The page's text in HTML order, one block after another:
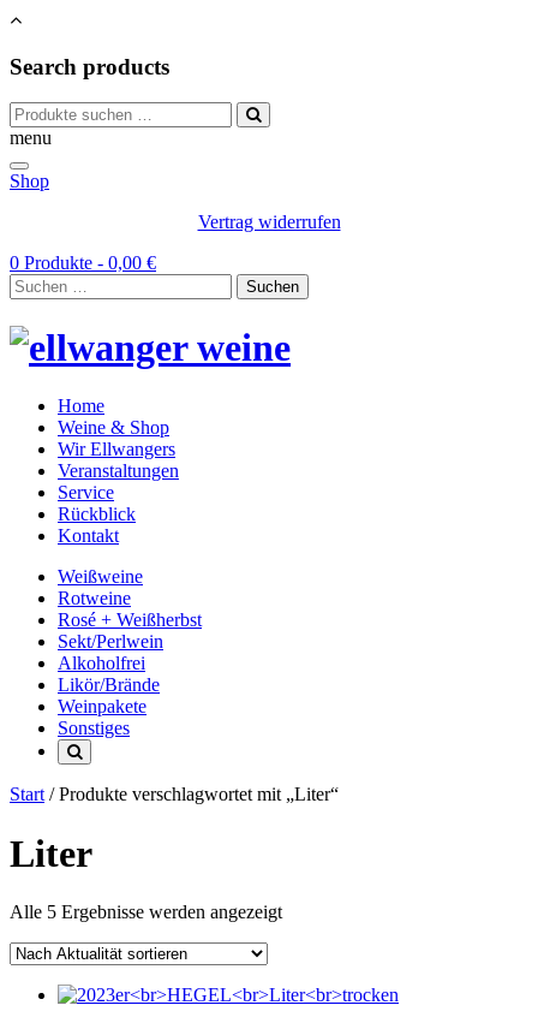
Search products
Suchen
nach:
menu
Shop
Vertrag widerrufen
0 Produkte - 0,00 €
Suchen
nach:
Home
Weine & Shop
Wir Ellwangers
Veranstaltungen
Service
Rückblick
Kontakt
Weißweine
Rotweine
Rosé + Weißherbst
Sekt/Perlwein
Alkoholfrei
Likör/Brände
Weinpakete
Sonstiges
Start / Produkte verschlagwortet mit „Liter“
Liter
Alle 5 Ergebnisse werden angezeigtNach